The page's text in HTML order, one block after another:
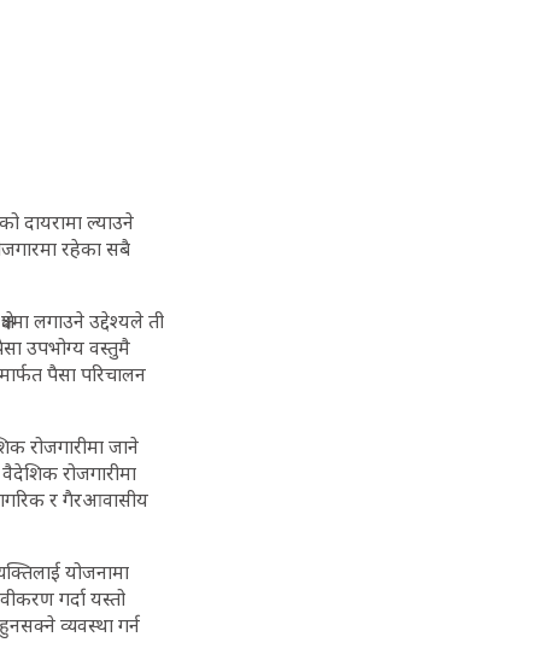
दायरामा ल्याउने
रहेका सबै
लगाउने उद्देश्यले ती
उपभोग्य वस्तुमै
पैसा परिचालन
रोजगारीमा जाने
वैदेशिक रोजगारीमा
र गैरआवासीय
योजनामा
गर्दा यस्तो
व्यवस्था गर्न